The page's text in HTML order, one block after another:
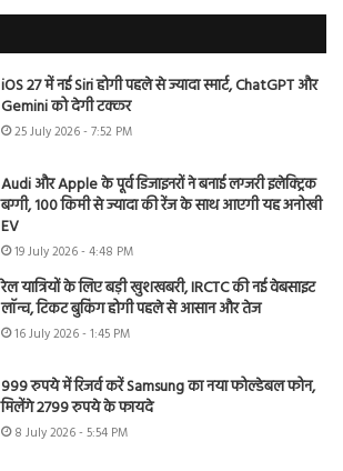
iOS 27 में नई Siri होगी पहले से ज्यादा स्मार्ट, ChatGPT और
Gemini को देगी टक्कर
25 July 2026 - 7:52 PM
Audi और Apple के पूर्व डिजाइनरों ने बनाई लग्जरी इलेक्ट्रिक
बग्गी, 100 किमी से ज्यादा की रेंज के साथ आएगी यह अनोखी
EV
19 July 2026 - 4:48 PM
रेल यात्रियों के लिए बड़ी खुशखबरी, IRCTC की नई वेबसाइट
लॉन्च, टिकट बुकिंग होगी पहले से आसान और तेज
16 July 2026 - 1:45 PM
999 रुपये में रिजर्व करें Samsung का नया फोल्डेबल फोन,
मिलेंगे 2799 रुपये के फायदे
8 July 2026 - 5:54 PM